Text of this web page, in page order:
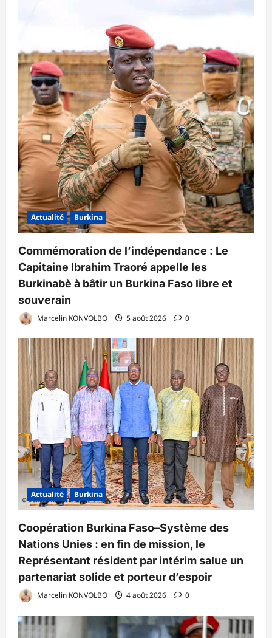
Actualité Burkina
Commémoration de l’indépendance : Le
Capitaine Ibrahim Traoré appelle les
Burkinabè à bâtir un Burkina Faso libre et
souverain
Marcelin KONVOLBO 5 août 2026 0
Actualité Burkina
Coopération Burkina Faso–Système des
Nations Unies : en fin de mission, le
Représentant résident par intérim salue un
partenariat solide et porteur d’espoir
Marcelin KONVOLBO 4 août 2026 0